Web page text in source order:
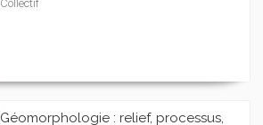
Collectif
Géomorphologie : relief, processus,